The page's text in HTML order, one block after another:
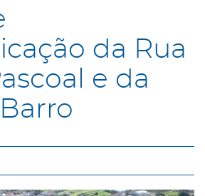
da Rua
e da